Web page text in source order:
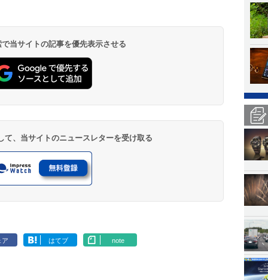
当サイトの記事を優先表示させる
て、当サイトのニュースレターを受け取る
ア はてブ note